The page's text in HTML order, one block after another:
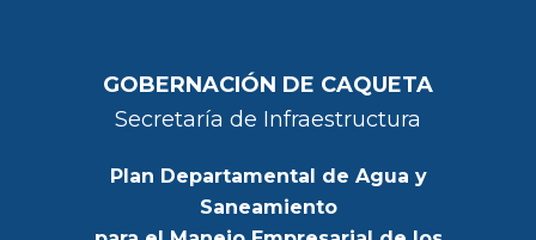
GOBERNACIÓN DE CAQUETA
Secretaría de Infraestructura
Plan Departamental de Agua y
Saneamiento